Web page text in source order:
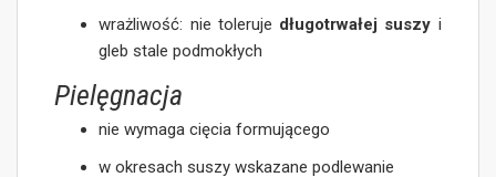
wrażliwość: nie toleruje długotrwałej suszy i
gleb stale podmokłych
Pielęgnacja
nie wymaga cięcia formującego
w okresach suszy wskazane podlewanie